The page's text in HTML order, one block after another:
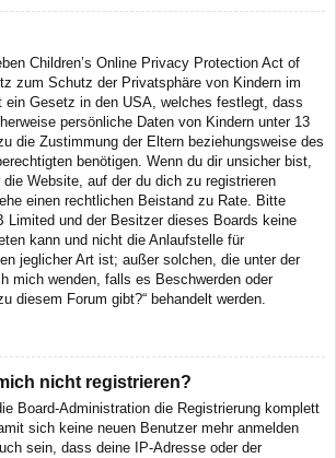
Children’s Online Privacy Protection Act of
zum Schutz der Privatsphäre von Kindern im
ein Gesetz in den USA, welches festlegt, dass
persönliche Daten von Kindern unter 13
die Zustimmung der Eltern beziehungsweise des
benötigen. Wenn du dir unsicher bist,
Website, auf der du dich zu registrieren
einen rechtlichen Beistand zu Rate. Bitte
Limited und der Besitzer dieses Boards keine
kann und nicht die Anlaufstelle für
jeglicher Art ist; außer solchen, die unter der
mich wenden, falls es Beschwerden oder
diesem Forum gibt?“ behandelt werden.
nicht registrieren?
Board-Administration die Registrierung komplett
sich keine neuen Benutzer mehr anmelden
sein, dass deine IP-Adresse oder der